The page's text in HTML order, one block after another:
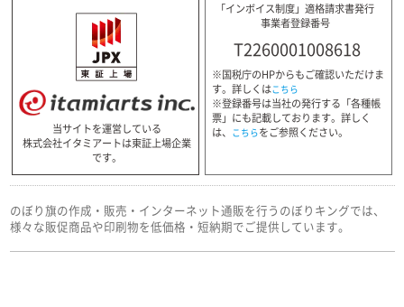
当サイトを運営している
株式会社イタミアートは東証上場企業
です。
「インボイス制度」適格請求書発行
事業者登録番号
T2260001008618
※国税庁のHPからもご確認いただけま
す。詳しくはこちら
※登録番号は当社の発行する「各種帳
票」にも記載しております。詳しく
は、 こちらをご参照ください。
のぼり旗の作成・販売・インターネット通販を行うのぼりキングでは、
様々な販促商品や印刷物を低価格・短納期でご提供しています。